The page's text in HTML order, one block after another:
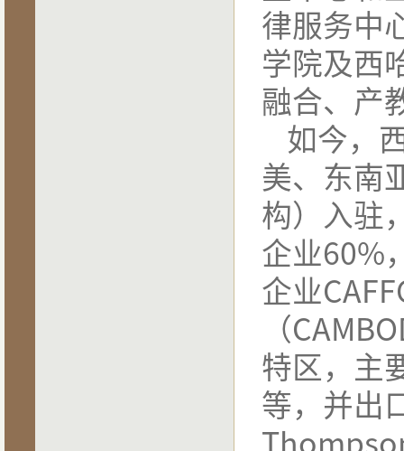
律服务中
学院及西
融合、产
如今，
美、东南
构）入驻
企业60%
企业
（
特区，主
等，并出